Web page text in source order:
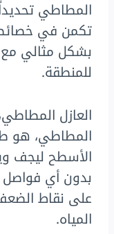
المطاطي
تكمن في
بشكل مثالي مع
للمنطقة.
العازل
المطاطي، هو
الأسطح ليجف
بدون أي فواصل
على نقاط
المياه.